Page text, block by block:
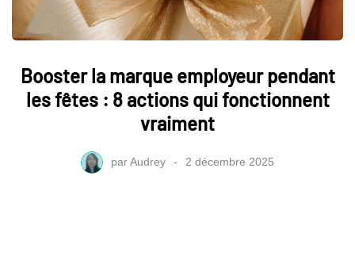
Booster la marque employeur pendant
les fêtes : 8 actions qui fonctionnent
vraiment
parAudrey 2 décembre 2025